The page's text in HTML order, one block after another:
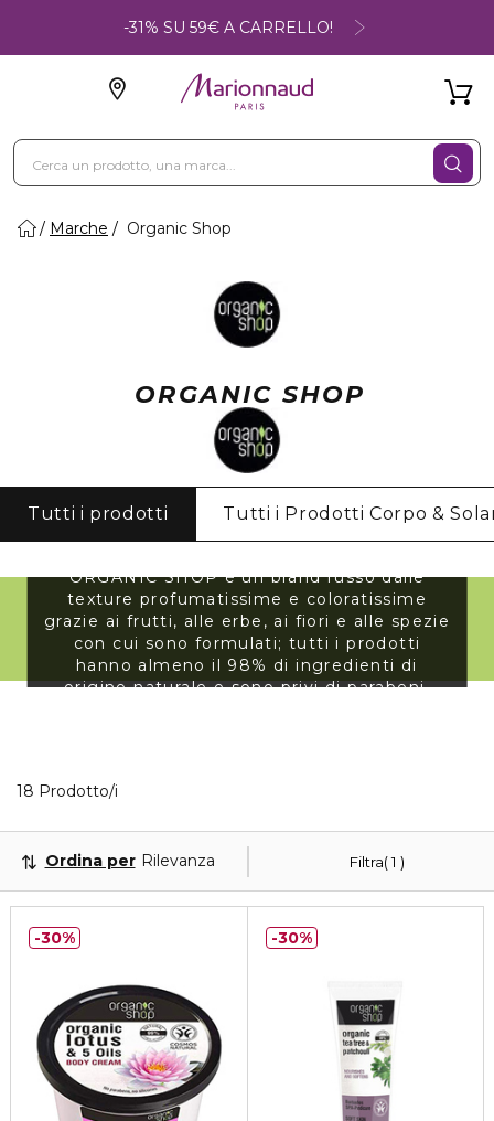
-31% SU 59€ A CARRELLO!
Marche Organic Shop
ORGANIC SHOP
Tutti i prodotti Tutti i Prodotti Corpo &
ORGANIC SHOP
ORGANIC SHOP è un brand russo dalle
texture profumatissime e coloratissime
grazie ai frutti, alle erbe, ai fiori e alle spezie
con cui sono formulati; tutti i prodotti
hanno almeno il 98% di ingredienti di
origine naturale e sono privi di parabeni,
18 Prodotto/i
Filtra 1
Ordina per Rilevanza
30% 30%